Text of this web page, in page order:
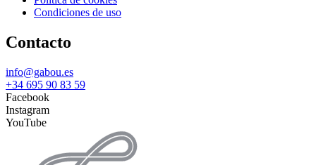
Condiciones de uso
Contacto
info@gabou.es
+34 695 90 83 59
Facebook
Instagram
YouTube